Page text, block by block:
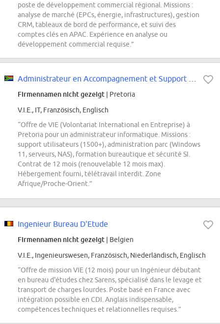
poste de développement commercial régional. Missions :
analyse de marché (EPCs, énergie, infrastructures), gestion
CRM, tableaux de bord de performance, et suivi des
comptes clés en APAC. Expérience en analyse ou
développement commercial requise.”
Firmennamen nicht gezeigt | Pretoria
V.I.E., IT, Französisch, Englisch
“Offre de VIE (Volontariat International en Entreprise) à
Pretoria pour un administrateur informatique. Missions :
support utilisateurs (1500+), administration parc (Windows
11, serveurs, NAS), formation bureautique et sécurité SI.
Contrat de 12 mois (renouvelable 12 mois max).
Hébergement fourni, télétravail interdit. Zone
Afrique/Proche-Orient.”
Ingenieur Bureau D'Etude
Firmennamen nicht gezeigt | Belgien
V.I.E., Ingenieurswesen, Französisch, Niederländisch, Englisch
“Offre de mission VIE (12 mois) pour un Ingénieur débutant
en bureau d'études chez Sarens, spécialisé dans le levage et
transport de charges lourdes. Poste basé en France avec
intégration possible en CDI. Anglais indispensable,
compétences techniques et relationnelles requises.”